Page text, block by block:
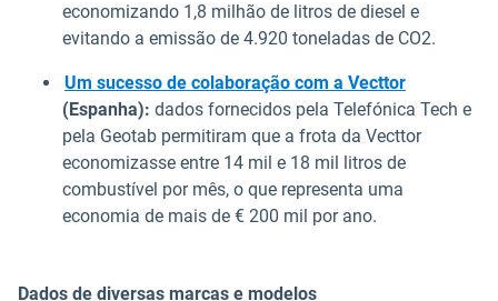
economizando 1,8 milhão de litros de diesel e
evitando a emissão de 4.920 toneladas de CO2.
Um sucesso de colaboração com a Vecttor
(Espanha): dados fornecidos pela Telefónica Tech e
pela Geotab permitiram que a frota da Vecttor
economizasse entre 14 mil e 18 mil litros de
combustível por mês, o que representa uma
economia de mais de € 200 mil por ano.
Dados de diversas marcas e modelos